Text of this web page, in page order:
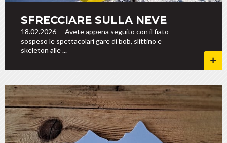
SFRECCIARE SULLA NEVE
18.02.2026 - Avete appena seguito con il fiato
sospeso le spettacolari gare di bob, slittino e
skeleton alle ...